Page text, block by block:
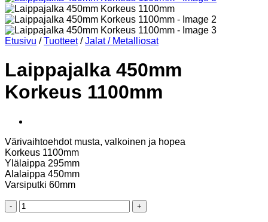
Etusivu / Tuotteet / Jalat / Metalliosat
Laippajalka 450mm
Korkeus 1100mm
Värivaihtoehdot musta, valkoinen ja hopea
Korkeus 1100mm
Ylälaippa 295mm
Alalaippa 450mm
Varsiputki 60mm
Laippajalka
450mm